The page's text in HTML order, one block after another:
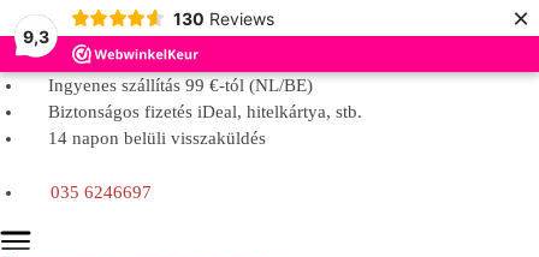
9,3
130 Reviews ×
Ingyenes szállítás 99 €-tól (NL/BE)
Biztonságos fizetés iDeal, hitelkártya, stb.
14 napon belüli visszaküldés
035 6246697